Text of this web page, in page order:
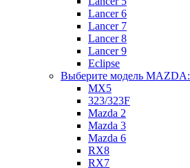
Lancer 6
Lancer 7
Lancer 8
Lancer 9
Eclipse
Выберите модель MAZDA:
MX5
323/323F
Mazda 2
Mazda 3
Mazda 6
RX8
RX7